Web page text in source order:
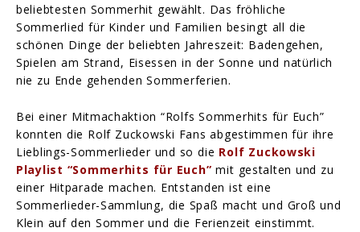
beliebtesten Sommerhit gewählt. Das fröhliche
Sommerlied für Kinder und Familien besingt all die
schönen Dinge der beliebten Jahreszeit: Badengehen,
Spielen am Strand, Eisessen in der Sonne und natürlich
nie zu Ende gehenden Sommerferien.
Bei einer Mitmachaktion “Rolfs Sommerhits für Euch”
konnten die Rolf Zuckowski Fans abgestimmen für ihre
Lieblings-Sommerlieder und so die Rolf Zuckowski
Playlist “Sommerhits für Euch” mit gestalten und zu
einer Hitparade machen. Entstanden ist eine
Sommerlieder-Sammlung, die Spaß macht und Groß und
Klein auf den Sommer und die Ferienzeit einstimmt.